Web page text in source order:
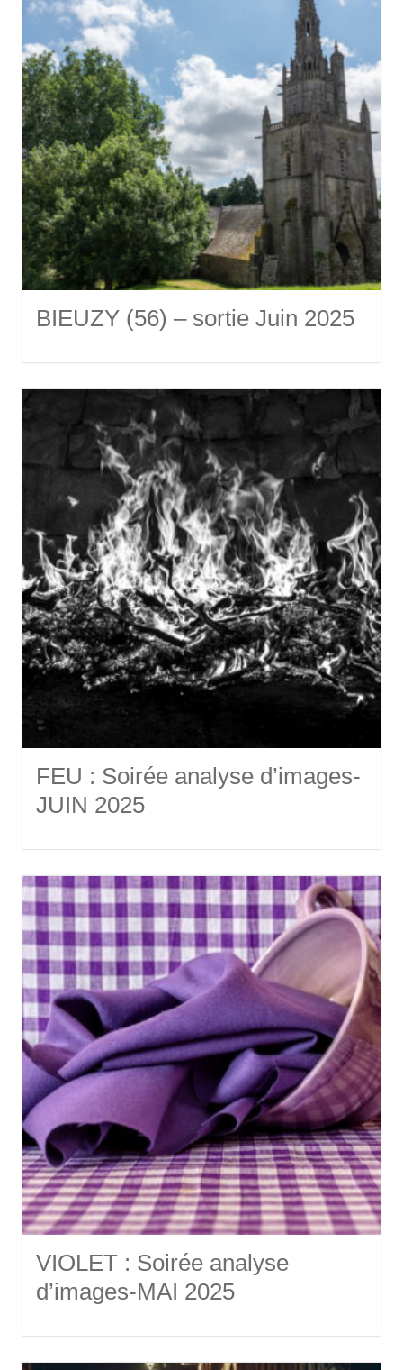
BIEUZY (56) – sortie Juin 2025
FEU : Soirée analyse d’images-
JUIN 2025
VIOLET : Soirée analyse
d’images-MAI 2025